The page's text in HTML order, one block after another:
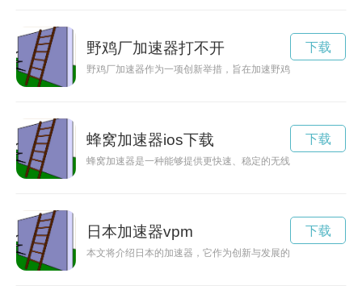
野鸡厂加速器打不开
野鸡厂加速器作为一项创新举措，旨在加速野鸡厂的发展，并提
下载
蜂窝加速器ios下载
蜂窝加速器是一种能够提供更快速、稳定的无线网络连接的设
下载
日本加速器vpm
本文将介绍日本的加速器，它作为创新与发展的引擎，在科技
下载